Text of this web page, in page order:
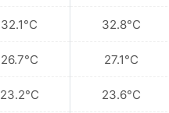
32.1°C
26.7°C
23.2°C
32.8°C
27.1°C
23.6°C